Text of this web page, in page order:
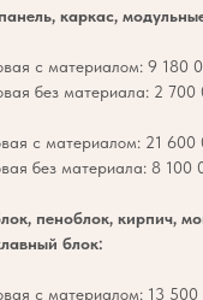
каркас,
с материалом: 9 180
без материала: 2 700
с материалом: 21 600
без материала: 8 100
пеноблок, кирпич,
блок:
с материалом: 13 500